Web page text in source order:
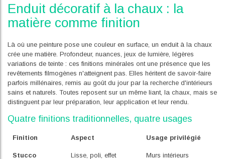
Enduit décoratif à la chaux : la
matière comme finition
Là où une peinture pose une couleur en surface, un enduit à la chaux
crée une matière. Profondeur, nuances, jeux de lumière, légères
variations de teinte : ces finitions minérales ont une présence que les
revêtements filmogènes n'atteignent pas. Elles héritent de savoir-faire
parfois millénaires, remis au goût du jour par la recherche d'intérieurs
sains et naturels. Toutes reposent sur un même liant, la chaux, mais se
distinguent par leur préparation, leur application et leur rendu.
Quatre finitions traditionnelles, quatre usages
Finition Aspect Usage privilégié
Stucco
Lisse, poli, effet
Murs intérieurs